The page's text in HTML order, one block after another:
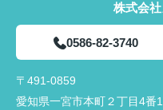
株式会
0586-82-3740
〒491-0859
愛知県一宮市本町２丁目4番